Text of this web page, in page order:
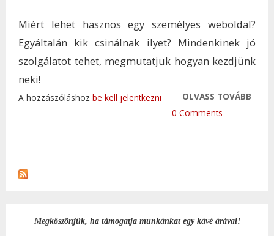
Miért lehet hasznos egy személyes weboldal?
Egyáltalán kik csinálnak ilyet? Mindenkinek jó
szolgálatot tehet, megmutatjuk hogyan kezdjünk
neki!
OLVASS TOVÁBB
A hozzászóláshoz be kell jelentkezni
0 Comments
Megköszönjük, ha támogatja munkánkat egy kávé árával!